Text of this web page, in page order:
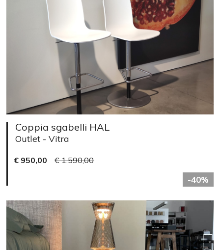
Coppia sgabelli HAL
Outlet - Vitra
€ 950,00 € 1.590,00
-40%